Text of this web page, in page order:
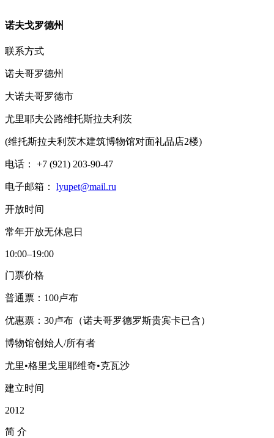
诺夫戈罗德州
联系方式
诺夫哥罗德州
大诺夫哥罗德市
尤里耶夫公路维托斯拉夫利茨
(维托斯拉夫利茨木建筑博物馆对面礼品店2楼)
电话： +7 (921) 203-90-47
电子邮箱： lyupet@mail.ru
开放时间
常年开放无休息日
10:00–19:00
门票价格
普通票：100卢布
优惠票：30卢布（诺夫哥罗德罗斯贵宾卡已含）
博物馆创始人/所有者
尤里•格里戈里耶维奇•克瓦沙
建立时间
2012
简 介